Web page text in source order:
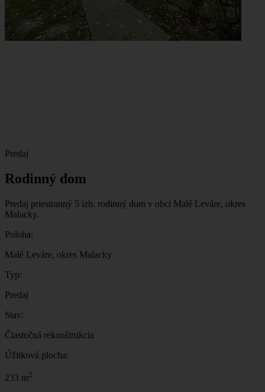
Predaj
Rodinný dom
Predaj priestranný 5 izb. rodinný dom v obci Malé Leváre, okres
Malacky.
Poloha:
Malé Leváre, okres Malacky
Typ:
Predaj
Stav:
Čiastočná rekonštrukcia
Úžitková plocha:
233 m2